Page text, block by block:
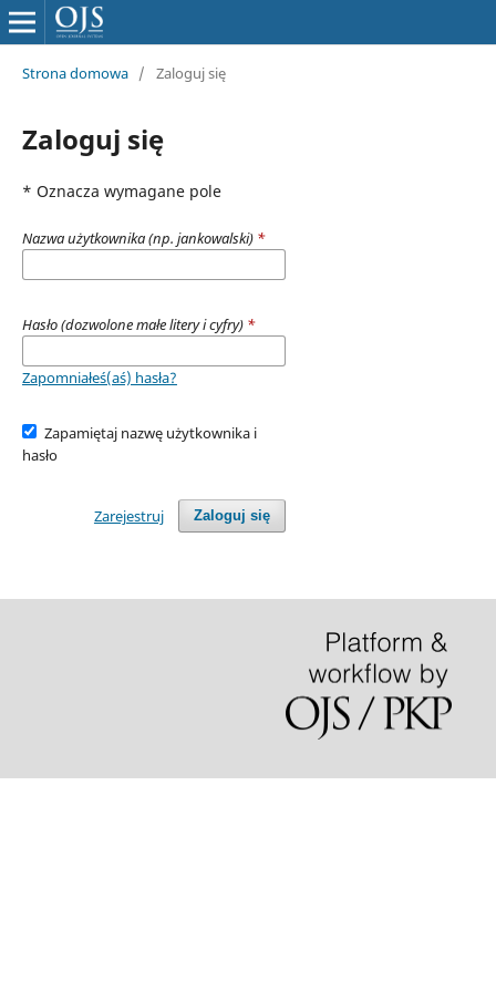
Strona domowa / Zaloguj się
Zaloguj się
* Oznacza wymagane pole
Nazwa użytkownika (np. jankowalski) *
Hasło (dozwolone małe litery i cyfry) *
Zapomniałeś(aś) hasła?
Zapamiętaj nazwę użytkownika i
hasło
Zaloguj się
Zarejestruj